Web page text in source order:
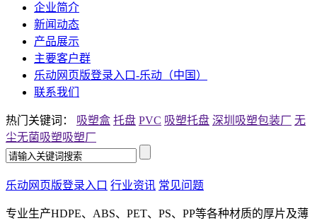
企业简介
新闻动态
产品展示
主要客户群
乐动网页版登录入口-乐动（中国）
联系我们
热门关键词： 吸塑盒 托盘 PVC 吸塑托盘 深圳吸塑包装厂 无
尘无菌吸塑吸塑厂
乐动网页版登录入口 行业资讯 常见问题
专业生产HDPE、ABS、PET、PS、PP等各种材质的厚片及薄